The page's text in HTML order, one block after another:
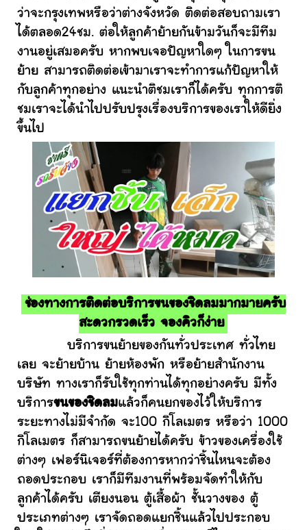
ว่าจะกรุงเทพหรือว่าต่างจังหวัด ติดต่อสอบถามเรา
ได้ตลอด24ชม. ต่อให้ลูกค้าย้ายกันข้ามวันก็จะมีทีม
งานอยู่เสมอครับ หากพบเจอปัญหาใดๆ ในการขน
ย้าย สามารถติดต่อเข้ามาเราจะทำการแก้ปัญหาให้
กับลูกค้าทุกอย่าง แนะนำติชมเราก็ได้ครับ ทุกการติ
ชมเราจะได้นำไปปรับปรุงเรื่องบริการของเราให้ดียิ่ง
ขึ้นไป
ช่องทางการติดต่อบริการขนของชิดลมมากมายครับ
สะดวกรวดเร็ว จองคิวก็ง่าย
บริการขนย้ายของกันทั่วประเทศ ทั่วไทย
เลย จะย้ายบ้าน ย้ายห้องพัก หรือย้ายสำนักงาน
บริษัท ทางเราก็รับใช้ทุกท่านได้ทุกอย่างครับ มีทั้ง
บริการขนของชิดลมแล้วก็คนยกของไว้ให้บริการ
ระยะทางไม่มีจำกัด จะ100 กิโลเมตร หรือว่า 1000
กิโลเมตร ก็สามารถขนย้ายได้ครับ ข้าวของเครื่องใช้
ต่างๆ เฟอร์นิเจอร์ที่ต้องการหากว่าชิ้นไหนจะต้อง
ถอดประกอบ เราก็มีทีมงานที่พร้อมจัดทำให้กับ
ลูกค้าได้ครับ เตียงนอน ตู้เสื้อผ้า ชั้นวางของ ตู้
ประเภทต่างๆ เราจัดถอดแยกชิ้นแล้วไปประกอบ